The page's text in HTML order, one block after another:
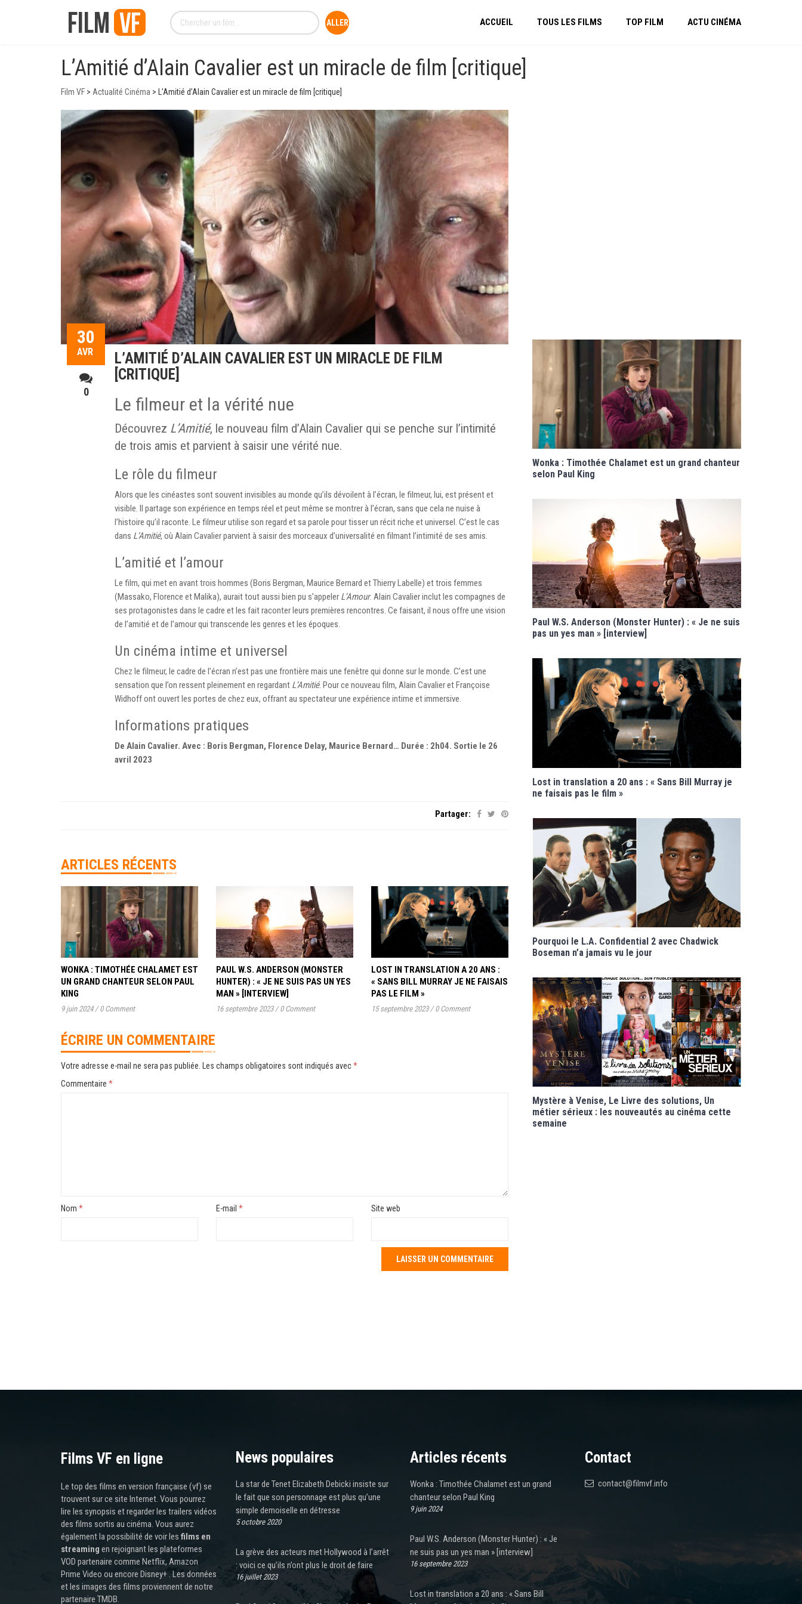
ACCUEIL TOUS LES FILMS TOP FILM ACTU CINÉMA
L’Amitié d’Alain Cavalier est un miracle de film [critique]
Film VF > Actualité Cinéma > L’Amitié d’Alain Cavalier est un miracle de film [critique]
30
AVR
0
L’AMITIÉ D’ALAIN CAVALIER EST UN MIRACLE DE FILM
[CRITIQUE]
Le filmeur et la vérité nue
Découvrez L’Amitié, le nouveau film d’Alain Cavalier qui se penche sur l’intimité
de trois amis et parvient à saisir une vérité nue.
Le rôle du filmeur
Alors que les cinéastes sont souvent invisibles au monde qu’ils dévoilent à l’écran, le filmeur, lui, est présent et
visible. Il partage son expérience en temps réel et peut même se montrer à l’écran, sans que cela ne nuise à
l’histoire qu’il raconte. Le filmeur utilise son regard et sa parole pour tisser un récit riche et universel. C’est le cas
dans L’Amitié, où Alain Cavalier parvient à saisir des morceaux d’universalité en filmant l’intimité de ses amis.
L’amitié et l’amour
Le film, qui met en avant trois hommes (Boris Bergman, Maurice Bernard et Thierry Labelle) et trois femmes
(Massako, Florence et Malika), aurait tout aussi bien pu s’appeler L’Amour. Alain Cavalier inclut les compagnes de
ses protagonistes dans le cadre et les fait raconter leurs premières rencontres. Ce faisant, il nous offre une vision
de l’amitié et de l’amour qui transcende les genres et les époques.
Un cinéma intime et universel
Chez le filmeur, le cadre de l’écran n’est pas une frontière mais une fenêtre qui donne sur le monde. C’est une
sensation que l’on ressent pleinement en regardant L’Amitié. Pour ce nouveau film, Alain Cavalier et Françoise
Widhoff ont ouvert les portes de chez eux, offrant au spectateur une expérience intime et immersive.
Informations pratiques
De Alain Cavalier. Avec : Boris Bergman, Florence Delay, Maurice Bernard… Durée : 2h04. Sortie le 26
avril 2023
Partager:
ARTICLES RÉCENTS
WONKA : TIMOTHÉE CHALAMET EST
UN GRAND CHANTEUR SELON PAUL
KING
9 juin 2024 / 0 Comment
PAUL W.S. ANDERSON (MONSTER
HUNTER) : « JE NE SUIS PAS UN YES
MAN » [INTERVIEW]
16 septembre 2023 / 0 Comment
LOST IN TRANSLATION A 20 ANS :
« SANS BILL MURRAY JE NE FAISAIS
PAS LE FILM »
15 septembre 2023 / 0 Comment
ÉCRIRE UN COMMENTAIRE
Votre adresse e-mail ne sera pas publiée. Les champs obligatoires sont indiqués avec*
Commentaire *
Nom * E-mail * Site web
Wonka : Timothée Chalamet est un grand chanteur
selon Paul King
Paul W.S. Anderson (Monster Hunter) : « Je ne suis
pas un yes man » [interview]
Lost in translation a 20 ans : « Sans Bill Murray je
ne faisais pas le film »
Pourquoi le L.A. Confidential 2 avec Chadwick
Boseman n’a jamais vu le jour
Mystère à Venise, Le Livre des solutions, Un
métier sérieux : les nouveautés au cinéma cette
semaine
Films VF en ligne
Le top des films en version française (vf) se
trouvent sur ce site Internet. Vous pourrez
lire les synopsis et regarder les trailers vidéos
des films sortis au cinéma. Vous aurez
également la possibilité de voir les films en
streaming en rejoignant les plateformes
VOD partenaire comme Netflix, Amazon
Prime Video ou encore Disney+ . Les données
et les images des films proviennent de notre
partenaire TMDB.
News populaires
La star de Tenet Elizabeth Debicki insiste sur
le fait que son personnage est plus qu’une
simple demoiselle en détresse
5 octobre 2020
La grève des acteurs met Hollywood à l’arrêt
: voici ce qu’ils n’ont plus le droit de faire
16 juillet 2023
Articles récents
Wonka : Timothée Chalamet est un grand
chanteur selon Paul King
9 juin 2024
Paul W.S. Anderson (Monster Hunter) : « Je
ne suis pas un yes man » [interview]
16 septembre 2023
Lost in translation a 20 ans : « Sans Bill
Contact
contact@filmvf.info